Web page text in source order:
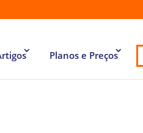
Planos e Preços